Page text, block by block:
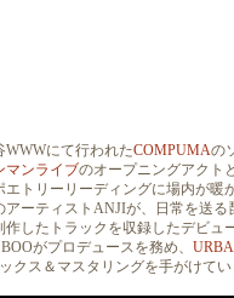
WWWにて行われたCOMPUMAの
マンライブのオープニングアクト
エトリーリーディングに場内が暖
アーティストANJIが、日常を送
したトラックを収録したデビュ
がプロデュースを務め、
クス＆マスタリングを手がけてい